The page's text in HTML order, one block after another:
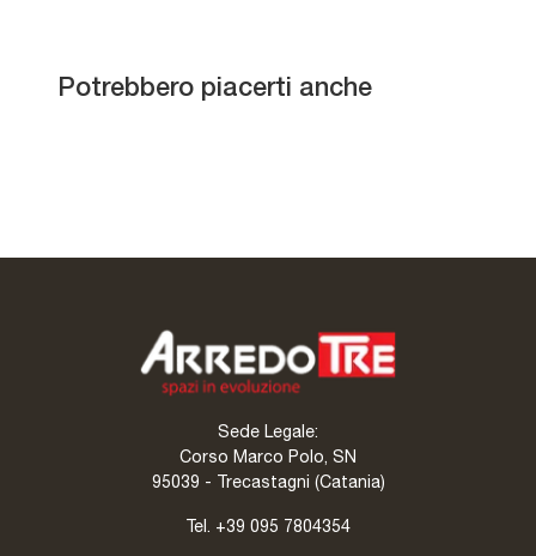
Potrebbero piacerti anche
Comodino Aria sospeso
Gruppo Notte Incanto
Sede Legale:
Corso Marco Polo, SN
95039 - Trecastagni (Catania)
Tel. +39 095 7804354